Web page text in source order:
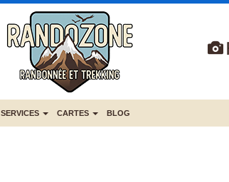
SERVICES CARTES BLOG